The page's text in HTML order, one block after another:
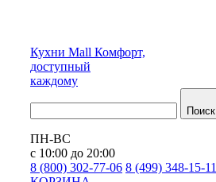
Кухни Mall Комфорт,
доступный
каждому
Поиск
ПН-ВС
с 10:00 до 20:00
8 (800) 302-77-06 8 (499) 348-15-11